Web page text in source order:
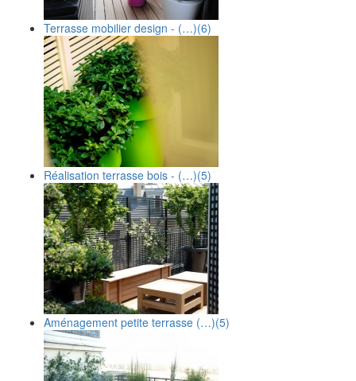
Terrasse mobilier design - (…)(6)
Réalisation terrasse bois - (…)(5)
Aménagement petite terrasse (…)(5)